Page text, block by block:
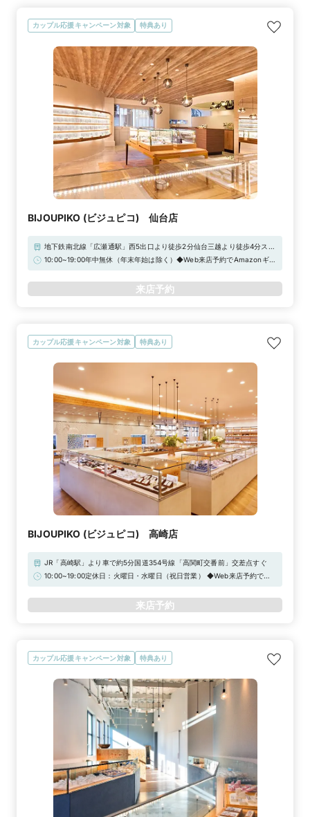
カップル応援キャンペーン対象 特典あり
BIJOUPIKO (ビジュピコ) 仙台店
地下鉄南北線「広瀬通駅」西5出口より徒歩2分仙台三越より徒歩4分スマ
イルホテル仙台国分町向いお車でお越しの際は近隣の『まちくる加盟駐車
10:00~19:00年中無休（年末年始は除く）◆Web来店予約でAmazonギフ
来店予約
カップル応援キャンペーン対象 特典あり
BIJOUPIKO (ビジュピコ) 高崎店
JR「高崎駅」より車で約5分国道354号線「高関町交番前」交差点すぐ
10:00~19:00定休日：火曜日・水曜日（祝日営業） ◆Web来店予約で
業のお知らせ】通常、定休日をいただいておりますが、下記日程につきま
して臨時営業いたします。祝日 / 9月30日（水）/ 12月22日（火）/ 12月来店予約
カップル応援キャンペーン対象 特典あり